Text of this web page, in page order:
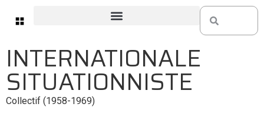
INTERNATIONALE
SITUATIONNISTE
Collectif (1958-1969)